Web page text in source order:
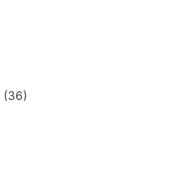
(36)